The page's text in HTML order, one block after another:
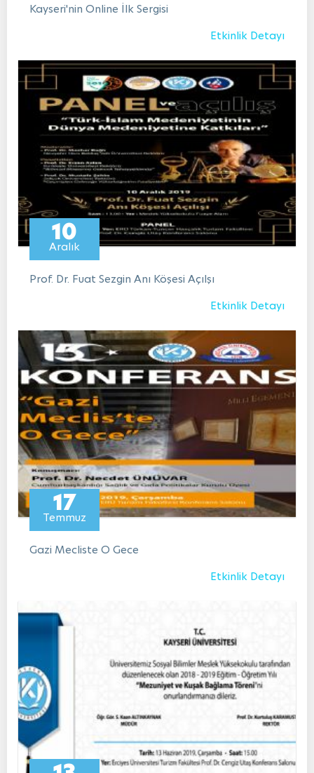
Kayseri'nin Online İlk Sergisi
Etkinlik Detayı
10
Aralık
Prof. Dr. Fuat Sezgin Anı Köşesi Açılşı
Etkinlik Detayı
17
Temmuz
Gazi Mecliste O Gece
Etkinlik Detayı